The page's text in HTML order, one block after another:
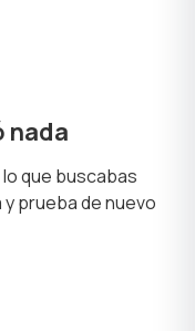
nada
que buscabas
prueba de nuevo